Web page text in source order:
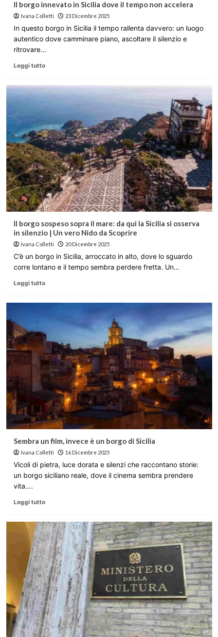
Il borgo innevato in Sicilia dove il tempo non accelera
Ivana Colletti 23 Dicembre 2025
In questo borgo in Sicilia il tempo rallenta davvero: un luogo
autentico dove camminare piano, ascoltare il silenzio e
ritrovare...
Leggi tutto
Il borgo sospeso sopra il mare: da qui la Sicilia si osserva
in silenzio | Un vero Nido da Scoprire
Ivana Colletti 20 Dicembre 2025
C’è un borgo in Sicilia, arroccato in alto, dove lo sguardo
corre lontano e il tempo sembra perdere fretta. Un...
Leggi tutto
Sembra un film, invece è un borgo di Sicilia
Ivana Colletti 16 Dicembre 2025
Vicoli di pietra, luce dorata e silenzi che raccontano storie:
un borgo siciliano reale, dove il cinema sembra prendere
vita....
Leggi tutto